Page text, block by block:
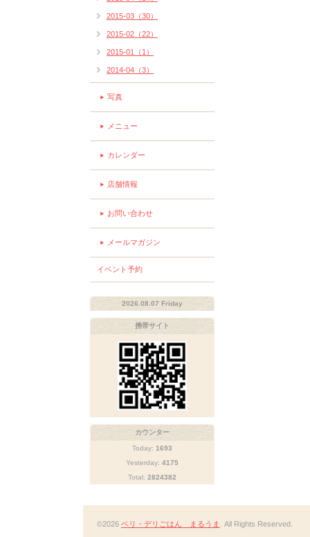
2015-03（30）
2015-02（22）
2015-01（1）
2014-04（3）
写真
メニュー
カレンダー
店舗情報
お問い合わせ
メールマガジン
イベント予約
2026.08.07 Friday
携帯サイト
カウンター
Today: 1693
Yesterday: 4175
Total: 2824382
©2026 ベリ・デリごはん まるうま . All Rights Reserved.